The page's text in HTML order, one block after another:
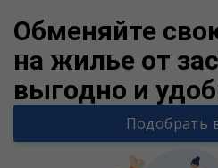
Обменяйте
на жилье от
выгодно и
Подобрать